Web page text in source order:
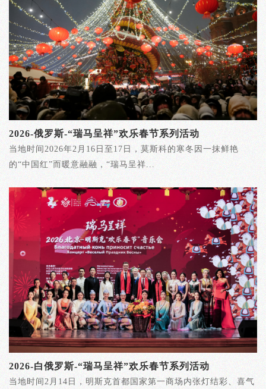
2026-俄罗斯-“瑞马呈祥”欢乐春节系列活动
当地时间2026年2月16日至17日，莫斯科的寒冬因一抹鲜艳
的“中国红”而暖意融融，“瑞马呈祥...
2026-白俄罗斯-“瑞马呈祥”欢乐春节系列活动
当地时间2月14日，明斯克首都国家第一商场内张灯结彩、喜气